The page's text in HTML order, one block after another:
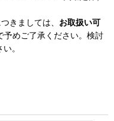
きましては、 お取扱い可
予めご了承ください。検討
。